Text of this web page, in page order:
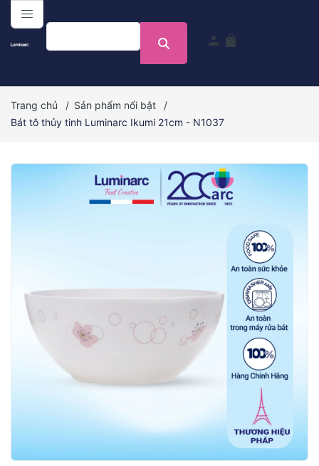
menu
person shopping_bag
Trang chủ / Sản phẩm nổi bật
/
Bát tô thủy tinh Luminarc Ikumi 21cm - N1037